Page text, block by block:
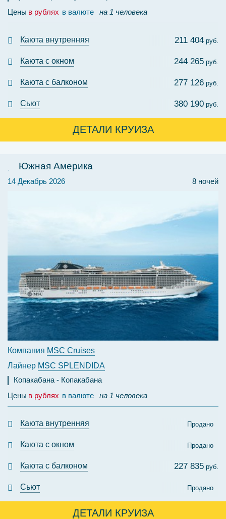
Цены в рублях в валюте на 1 человека
Каюта внутренняя 211 404 руб.
Каюта с окном 244 265 руб.
Каюта с балконом 277 126 руб.
Сьют 380 190 руб.
ДЕТАЛИ КРУИЗА
Южная Америка
8 ночей
14 Декабрь 2026
Компания MSC Cruises
Лайнер MSC SPLENDIDA
Копакабана
Копакабана
Цены в рублях в валюте на 1 человека
Каюта внутренняя Продано
Каюта с окном Продано
Каюта с балконом 227 835 руб.
Сьют Продано
ДЕТАЛИ КРУИЗА